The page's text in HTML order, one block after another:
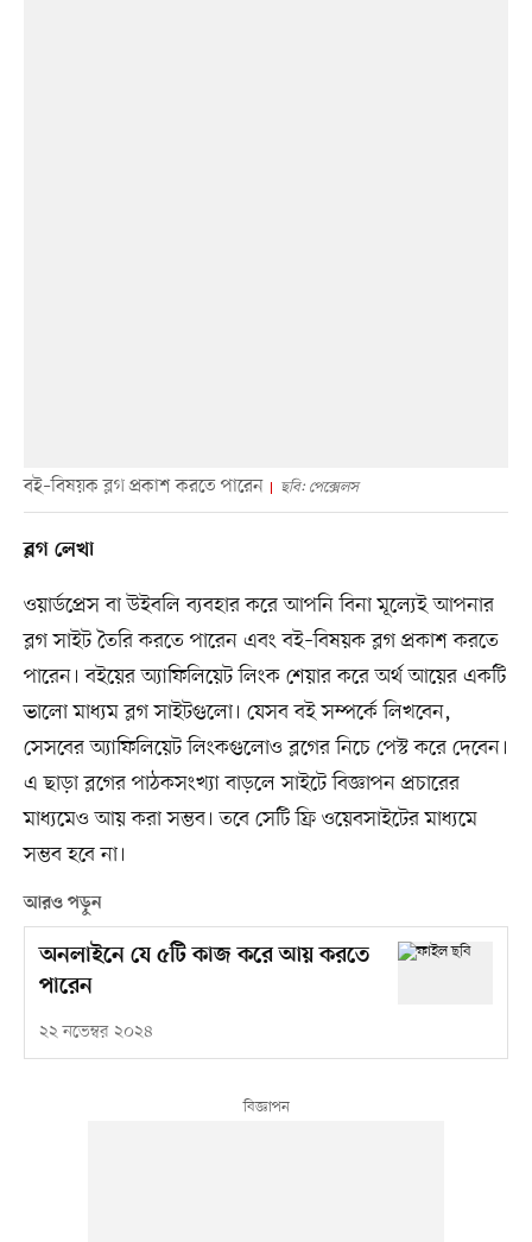
বই–বিষয়ক ব্লগ প্রকাশ করতে পারেন ছবি: পেক্সেলস
ব্লগ লেখা
ওয়ার্ডপ্রেস বা উইবলি ব্যবহার করে আপনি বিনা মূল্যেই আপনার
ব্লগ সাইট তৈরি করতে পারেন এবং বই–বিষয়ক ব্লগ প্রকাশ করতে
পারেন। বইয়ের অ্যাফিলিয়েট লিংক শেয়ার করে অর্থ আয়ের একটি
ভালো মাধ্যম ব্লগ সাইটগুলো। যেসব বই সম্পর্কে লিখবেন,
সেসবের অ্যাফিলিয়েট লিংকগুলোও ব্লগের নিচে পেস্ট করে দেবেন।
এ ছাড়া ব্লগের পাঠকসংখ্যা বাড়লে সাইটে বিজ্ঞাপন প্রচারের
মাধ্যমেও আয় করা সম্ভব। তবে সেটি ফ্রি ওয়েবসাইটের মাধ্যমে
সম্ভব হবে না।
আরও পড়ুন
অনলাইনে যে ৫টি কাজ করে আয় করতে
পারেন
২২ নভেম্বর ২০২৪